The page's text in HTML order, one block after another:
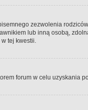
zezwolenia
lub inną osobą,
tej kwestii.
forum w celu uzyskania